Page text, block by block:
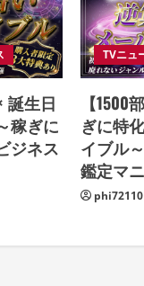
誕生日
稼ぎに
ジネス
TVニュ
【
ぎに特
イブル
鑑定マ
phi72110